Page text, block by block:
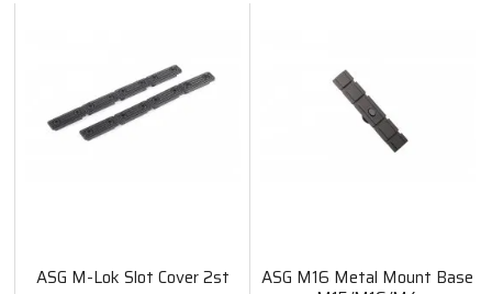
ASG M-Lok Slot Cover 2st ASG M16 Metal Mount Base